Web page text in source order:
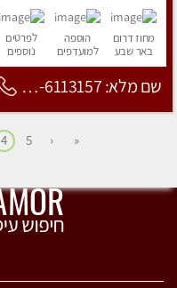
מחוז דרום
באר שבע
הוספה
למועדפים
לפרטים
נוספים
שם מלא: 053-6113157
«
‹
5
4